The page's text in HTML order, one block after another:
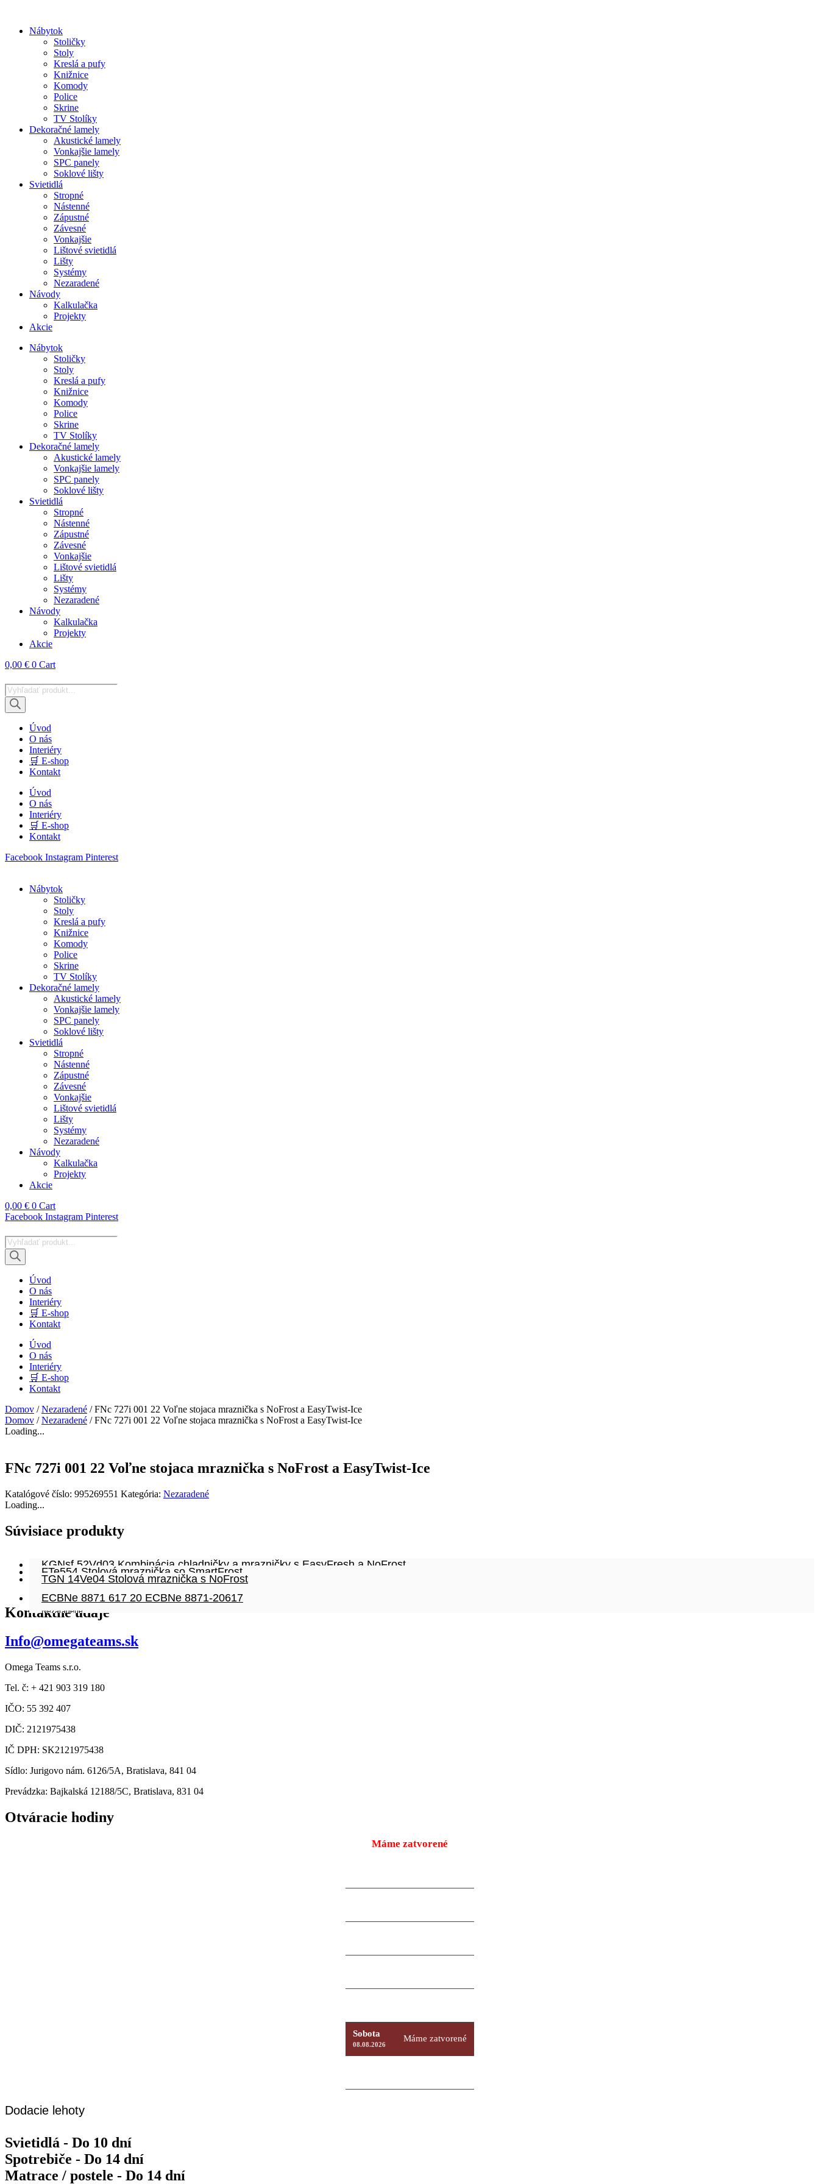
obsah
Nábytok
Stoličky
Stoly
Kreslá a pufy
Knižnice
Komody
Police
Skrine
TV Stolíky
Dekoračné lamely
Akustické lamely
Vonkajšie lamely
SPC panely
Soklové lišty
Svietidlá
Stropné
Nástenné
Zápustné
Závesné
Vonkajšie
Lištové svietidlá
Lišty
Systémy
Nezaradené
Návody
Kalkulačka
Projekty
Akcie
Nábytok
Stoličky
Stoly
Kreslá a pufy
Knižnice
Komody
Police
Skrine
TV Stolíky
Dekoračné lamely
Akustické lamely
Vonkajšie lamely
SPC panely
Soklové lišty
Svietidlá
Stropné
Nástenné
Zápustné
Závesné
Vonkajšie
Lištové svietidlá
Lišty
Systémy
Nezaradené
Návody
Kalkulačka
Projekty
Akcie
0,00 € 0 Cart
Products
search
Úvod
O nás
Interiéry
🛒 E-shop
Kontakt
Úvod
O nás
Interiéry
🛒 E-shop
Kontakt
Facebook Instagram Pinterest
Nábytok
Stoličky
Stoly
Kreslá a pufy
Knižnice
Komody
Police
Skrine
TV Stolíky
Dekoračné lamely
Akustické lamely
Vonkajšie lamely
SPC panely
Soklové lišty
Svietidlá
Stropné
Nástenné
Zápustné
Závesné
Vonkajšie
Lištové svietidlá
Lišty
Systémy
Nezaradené
Návody
Kalkulačka
Projekty
Akcie
0,00 € 0 Cart
Facebook Instagram Pinterest
Products
search
Úvod
O nás
Interiéry
🛒 E-shop
Kontakt
Úvod
O nás
Interiéry
🛒 E-shop
Kontakt
Domov /Nezaradené / FNc 727i 001 22 Voľne stojaca mraznička s NoFrost a EasyTwist-Ice
Domov /Nezaradené / FNc 727i 001 22 Voľne stojaca mraznička s NoFrost a EasyTwist-Ice
Loading...
FNc 727i 001 22 Voľne stojaca mraznička s NoFrost a EasyTwist-Ice
Katalógové číslo: 995269551 Kategória: Nezaradené
Loading...
Súvisiace produkty
KGNsf 52Vd03 Kombinácia chladničky a mrazničky s EasyFresh a NoFrost
Nezaradené
FTe554 Stolová mraznička so SmartFrost
Nezaradené
TGN 14Ve04 Stolová mraznička s NoFrost
Nezaradené
ECBNe 8871 617 20 ECBNe 8871-20617
Nezaradené
Kontaktné údaje
Info@omegateams.sk
Omega Teams s.r.o.
Tel. č: + 421 903 319 180
IČO: 55 392 407
DIČ: 2121975438
IČ DPH: SK2121975438
Sídlo: Jurigovo nám. 6126/5A, Bratislava, 841 04
Prevádzka: Bajkalská 12188/5C, Bratislava, 831 04
Otváracie hodiny
Máme zatvorené
Sobota
08.08.2026
Máme zatvorené
Dodacie lehoty
Svietidlá - Do 10 dní
Spotrebiče - Do 14 dní
Matrace / postele - Do 14 dní